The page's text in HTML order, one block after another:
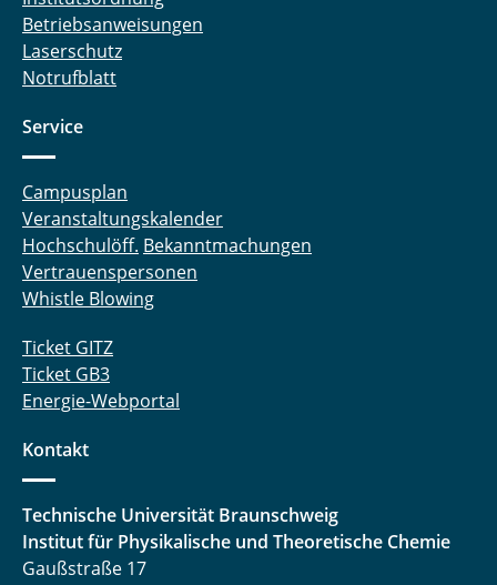
Betriebsanweisungen
Laserschutz
Notrufblatt
Service
Campusplan
Veranstaltungskalender
Hochschulöff. Bekanntmachungen
Vertrauenspersonen
Whistle Blowing
Ticket GITZ
Ticket GB3
Energie-Webportal
Kontakt
Technische Universität Braunschweig
Institut für Physikalische und Theoretische Chemie
Gaußstraße 17